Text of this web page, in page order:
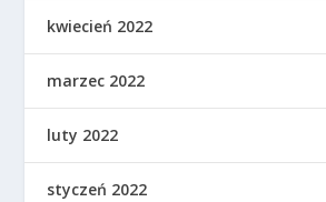
kwiecień 2022
marzec 2022
luty 2022
styczeń 2022